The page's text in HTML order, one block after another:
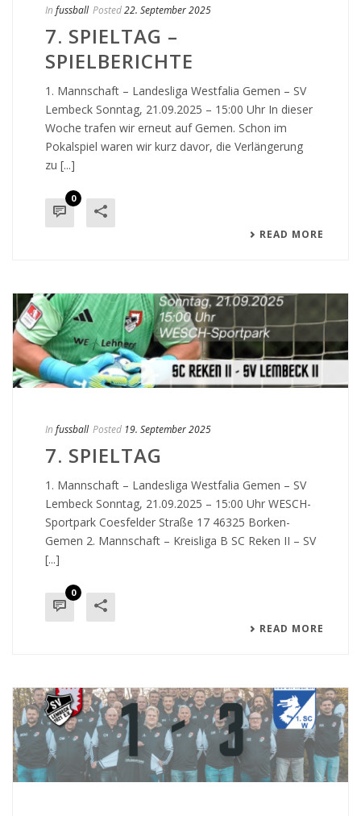
In fussball Posted22. September 2025
7. SPIELTAG –
SPIELBERICHTE
1. Mannschaft – Landesliga Westfalia Gemen – SV
Lembeck Sonntag, 21.09.2025 – 15:00 Uhr In dieser
Woche trafen wir erneut auf Gemen. Schon im
Pokalspiel waren wir kurz davor, die Verlängerung
zu [...]
0
READ MORE
In fussball Posted 19. September 2025
7. SPIELTAG
1. Mannschaft – Landesliga Westfalia Gemen – SV
Lembeck Sonntag, 21.09.2025 – 15:00 Uhr WESCH-
Sportpark Coesfelder Straße 17 46325 Borken-
Gemen 2. Mannschaft – Kreisliga B SC Reken II – SV
[...]
0
READ MORE